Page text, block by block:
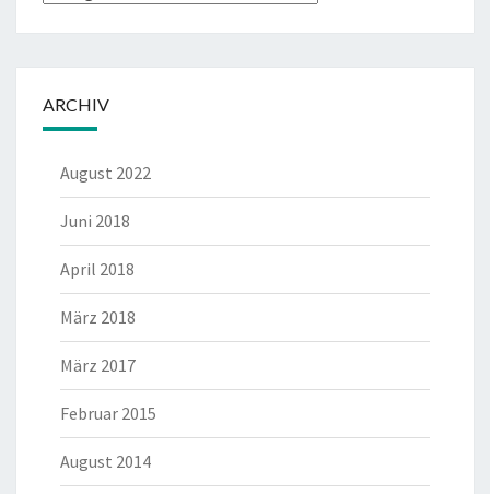
ARCHIV
August 2022
Juni 2018
April 2018
März 2018
März 2017
Februar 2015
August 2014